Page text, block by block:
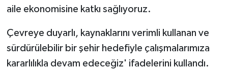
aile ekonomisine katkı sağlıyoruz.
Çevreye duyarlı, kaynaklarını verimli kullanan ve
sürdürülebilir bir şehir hedefiyle çalışmalarımıza
kararlılıkla devam edeceğiz' ifadelerini kullandı.